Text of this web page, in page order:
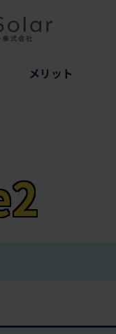
メリット